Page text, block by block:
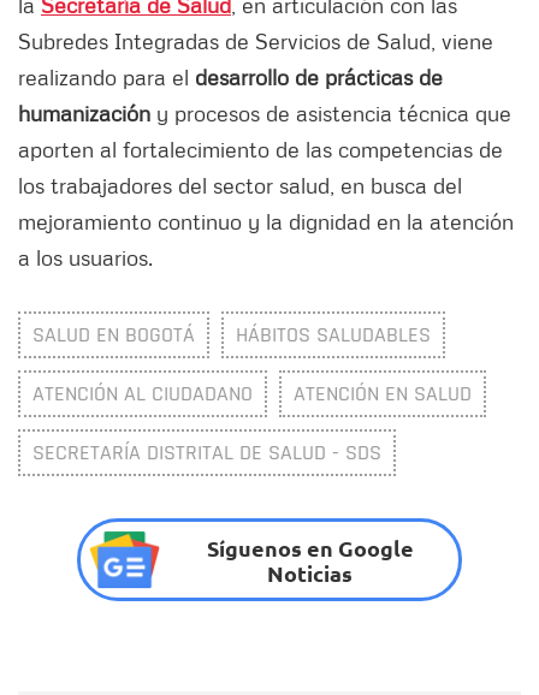
Subredes Integradas de Servicios de Salud, viene
realizando para el desarrollo de prácticas de
humanización y procesos de asistencia técnica que
aporten al fortalecimiento de las competencias de
los trabajadores del sector salud, en busca del
mejoramiento continuo y la dignidad en la atención
a los usuarios.
SALUD EN BOGOTÁ HÁBITOS SALUDABLES
ATENCIÓN AL CIUDADANO ATENCIÓN EN SALUD
SECRETARÍA DISTRITAL DE SALUD - SDS
Síguenos en Google
Noticias